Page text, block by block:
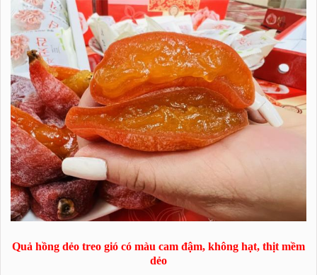
Quả hồng dẻo treo gió có màu cam đậm, không hạt, thịt mềm
dẻo